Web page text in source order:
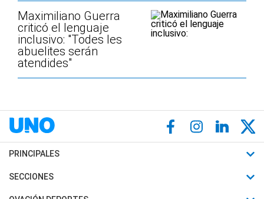
Maximiliano Guerra
criticó el lenguaje
inclusivo: "Todes les
abuelites serán
atendides"
PRINCIPALES
Últimas Noticias
Política
SECCIONES